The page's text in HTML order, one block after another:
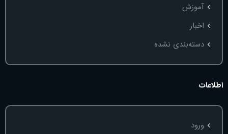
آموزش
اخبار
دسته‌بندی نشده
اطلاعات
ورود